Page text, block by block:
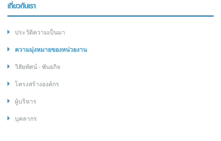
เกี่ยวกับเรา
ประวัติความเป็นมา
ความมุ่งหมายของหน่วยงาน
วิสัยทัศน์ - พันธกิจ
โครงสร้างองค์กร
ผู้บริหาร
บุคลากร